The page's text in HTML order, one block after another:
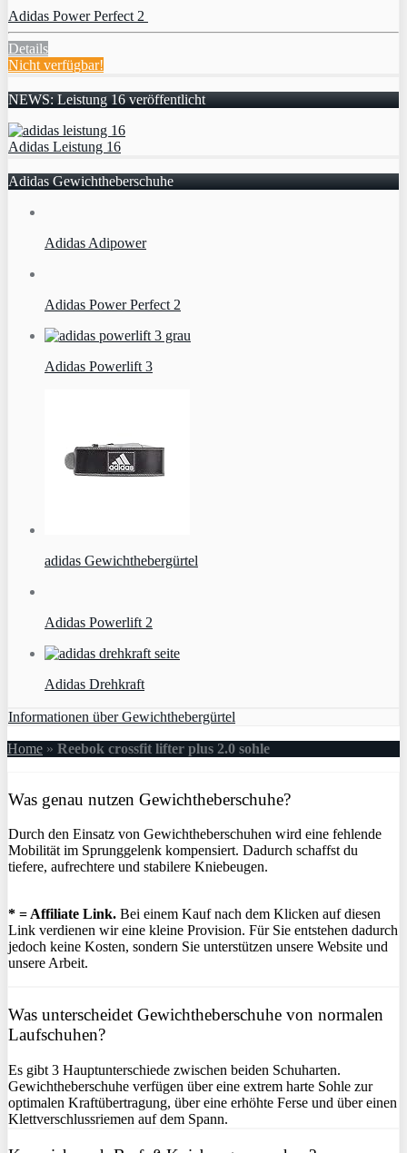
Adidas Power Perfect 2
Details
Nicht verfügbar!
NEWS: Leistung 16 veröffentlicht
Adidas Leistung 16
Adidas Gewichtheberschuhe
Adidas Adipower
Adidas Power Perfect 2
Adidas Powerlift 3
adidas Gewichthebergürtel
Adidas Powerlift 2
Adidas Drehkraft
Informationen über Gewichthebergürtel
Home » Reebok crossfit lifter plus 2.0 sohle
Was genau nutzen Gewichtheberschuhe?
Durch den Einsatz von Gewichtheberschuhen wird eine fehlende
Mobilität im Sprunggelenk kompensiert. Dadurch schaffst du
tiefere, aufrechtere und stabilere Kniebeugen.
* = Affiliate Link. Bei einem Kauf nach dem Klicken auf diesen
Link verdienen wir eine kleine Provision. Für Sie entstehen dadurch
jedoch keine Kosten, sondern Sie unterstützen unsere Website und
unsere Arbeit.
Was unterscheidet Gewichtheberschuhe von normalen
Laufschuhen?
Es gibt 3 Hauptunterschiede zwischen beiden Schuharten.
Gewichtheberschuhe verfügen über eine extrem harte Sohle zur
optimalen Kraftübertragung, über eine erhöhte Ferse und über einen
Klettverschlussriemen auf dem Spann.